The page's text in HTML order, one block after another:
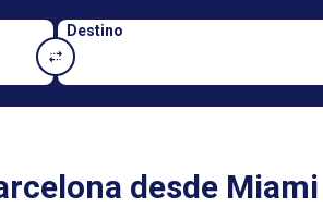
Destino
desde Miami